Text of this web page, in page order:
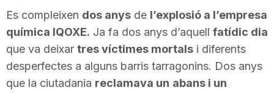
u
t
Es compleixen dos anys de l’explosió a l’empresa
química IQOXE. Ja fa dos anys d’aquell fatídic dia
que va deixar tres víctimes mortals i diferents
desperfectes a alguns barris tarragonins. Dos anys
que la ciutadania reclamava un abans i un